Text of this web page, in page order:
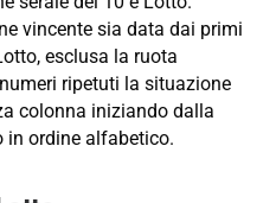
vincente sia data dai primi
esclusa la ruota
ripetuti la situazione
colonna iniziando dalla
in ordine alfabetico.